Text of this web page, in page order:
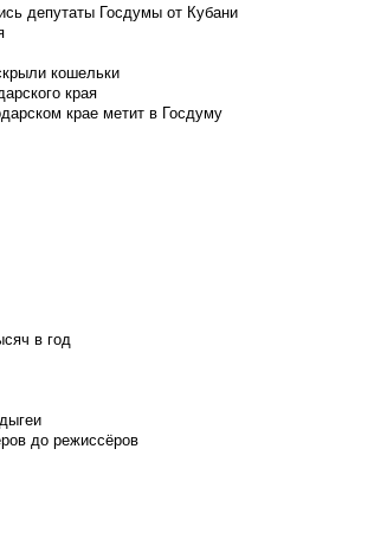
депутаты Госдумы от Кубани
кошельки
края
крае метит в Госдуму
в год
до режиссёров